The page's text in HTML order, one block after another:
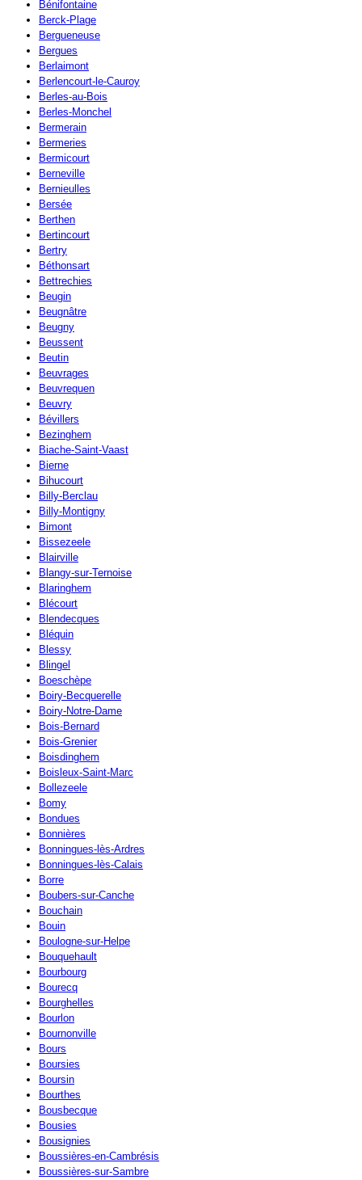
Bénifontaine
Berck-Plage
Bergueneuse
Bergues
Berlaimont
Berlencourt-le-Cauroy
Berles-au-Bois
Berles-Monchel
Bermerain
Bermeries
Bermicourt
Berneville
Bernieulles
Bersée
Berthen
Bertincourt
Bertry
Béthonsart
Bettrechies
Beugin
Beugnâtre
Beugny
Beussent
Beutin
Beuvrages
Beuvrequen
Beuvry
Bévillers
Bezinghem
Biache-Saint-Vaast
Bierne
Bihucourt
Billy-Berclau
Billy-Montigny
Bimont
Bissezeele
Blairville
Blangy-sur-Ternoise
Blaringhem
Blécourt
Blendecques
Bléquin
Blessy
Blingel
Boeschèpe
Boiry-Becquerelle
Boiry-Notre-Dame
Bois-Bernard
Bois-Grenier
Boisdinghem
Boisleux-Saint-Marc
Bollezeele
Bomy
Bondues
Bonnières
Bonningues-lès-Ardres
Bonningues-lès-Calais
Borre
Boubers-sur-Canche
Bouchain
Bouin
Boulogne-sur-Helpe
Bouquehault
Bourbourg
Bourecq
Bourghelles
Bourlon
Bournonville
Bours
Boursies
Boursin
Bourthes
Bousbecque
Bousies
Bousignies
Boussières-en-Cambrésis
Boussières-sur-Sambre